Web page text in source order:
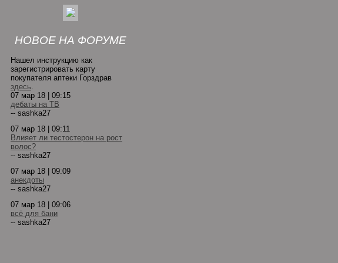
НОВОЕ НА ФОРУМЕ
Нашел инструкцию как
зарегистрировать карту
покупателя аптеки Горздрав
здесь.
07 мар 18 | 09:15
дебаты на ТВ
-- sashka27
07 мар 18 | 09:11
Влияет ли тестостерон на рост
волос?
-- sashka27
07 мар 18 | 09:09
анекдоты
-- sashka27
07 мар 18 | 09:06
всё для бани
-- sashka27